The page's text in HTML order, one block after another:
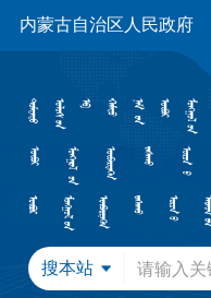
内蒙古自治区人民政府
搜本站